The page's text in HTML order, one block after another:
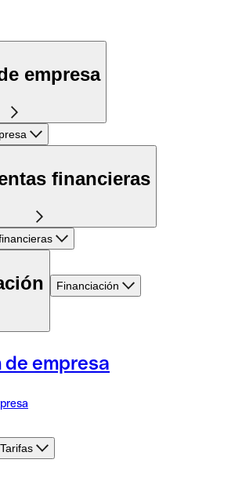
empresa
financieras
Financiación
empresa
Tarifas